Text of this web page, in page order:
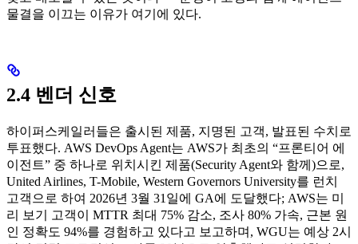
물결을 이끄는 이유가 여기에 있다.
2.4 벤더 신호
하이퍼스케일러들은 출시된 제품, 지명된 고객, 발표된 수치로
투표했다. AWS DevOps Agent는 AWS가 최초의 “프론티어 에
이전트” 중 하나로 위치시킨 제품(Security Agent와 함께)으로,
United Airlines, T-Mobile, Western Governors University를 런치
고객으로 하여 2026년 3월 31일에 GA에 도달했다; AWS는 미
리 보기 고객이 MTTR 최대 75% 감소, 조사 80% 가속, 근본 원
인 정확도 94%를 경험하고 있다고 보고하며, WGU는 예상 2시